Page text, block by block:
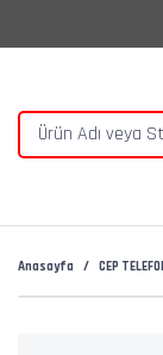
Anasayfa CEP